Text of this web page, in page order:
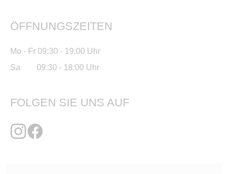
ÖFFNUNGSZEITEN
Mo - Fr 09:30 - 19:00 Uhr
Sa 09:30 - 18:00 Uhr
FOLGEN SIE UNS AUF